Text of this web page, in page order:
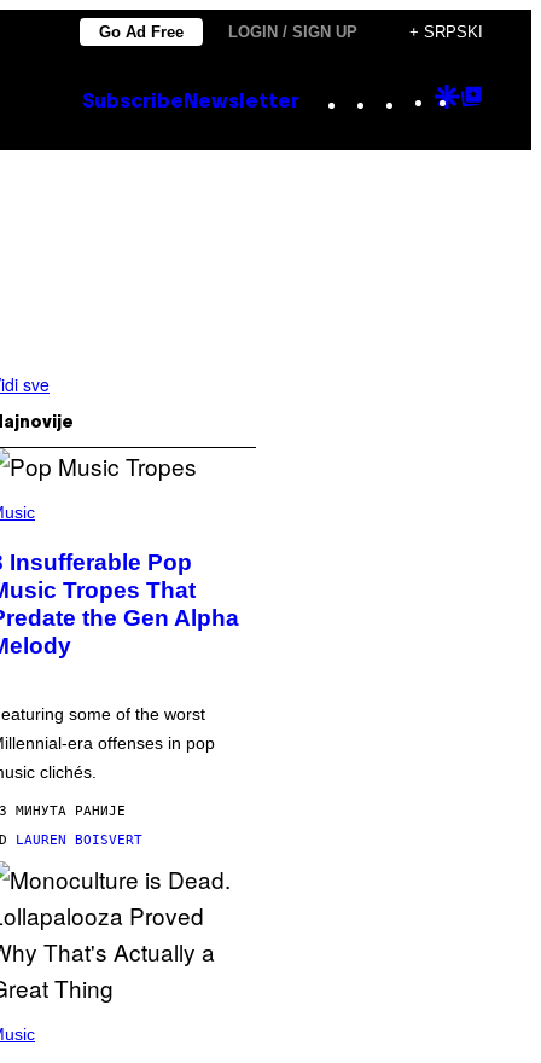
Go Ad Free LOGIN / SIGN UP + SRPSKI
Subscribe Newsletter Instagram
TikTok
YouTube
Google
sve
Insufferable Pop
Tropes That
the Gen Alpha
some of the worst
era offenses in pop
clichés.
МИНУТА РАНИЈЕ
LAUREN BOISVERT